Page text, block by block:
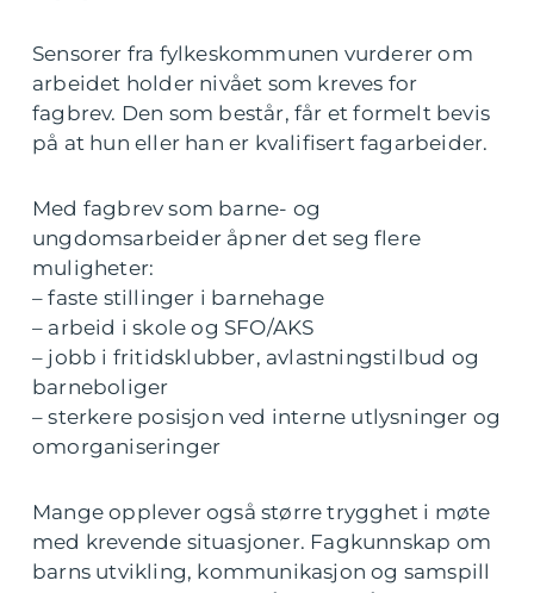
Sensorer fra fylkeskommunen vurderer om
arbeidet holder nivået som kreves for
fagbrev. Den som består, får et formelt bevis
på at hun eller han er kvalifisert fagarbeider.
Med fagbrev som barne- og
ungdomsarbeider åpner det seg flere
muligheter:
– faste stillinger i barnehage
– arbeid i skole og SFO/AKS
– jobb i fritidsklubber, avlastningstilbud og
barneboliger
– sterkere posisjon ved interne utlysninger og
omorganiseringer
Mange opplever også større trygghet i møte
med krevende situasjoner. Fagkunnskap om
barns utvikling, kommunikasjon og samspill